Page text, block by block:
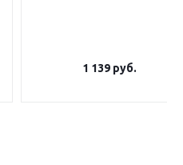
1 139руб.